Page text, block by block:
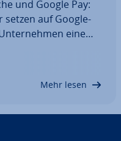
und Google Pay:
auf Google-
eine
werden. Was
Mehr lesen